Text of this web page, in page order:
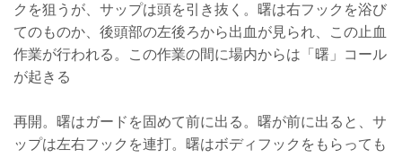
クを狙うが、サップは頭を引き抜く。曙は右フックを浴び
てのものか、後頭部の左後ろから出血が見られ、この止血
作業が行われる。この作業の間に場内からは「曙」コール
が起きる
再開。曙はガードを固めて前に出る。曙が前に出ると、サ
ップは左右フックを連打。曙はボディフックをもらっても